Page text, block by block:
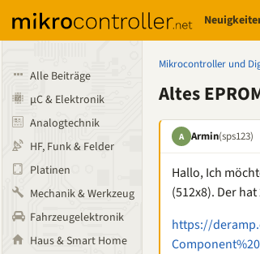
Alle Beiträge
µC & Elektronik
Analogtechnik
HF, Funk & Felder
Platinen
Mechanik & Werkzeug
Fahrzeugelektronik
Haus & Smart Home
Mikrocontroller und
Altes
A Armin(sps123)
Hallo, Ich
(512x8). Der hat
https://